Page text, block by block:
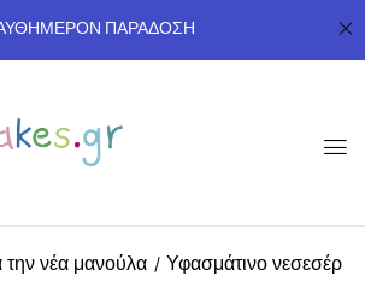
ΠΑΡΑΔΟΣΗ
νέα μανούλα Υφασμάτινο νεσεσέρ